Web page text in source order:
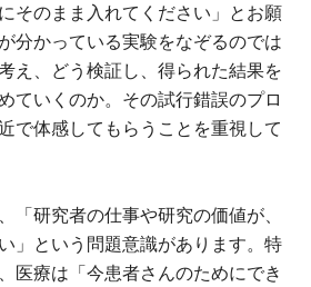
そのまま入れてください」とお願
分かっている実験をなぞるのでは
え、どう検証し、得られた結果を
ていくのか。その試行錯誤のプロ
で体感してもらうことを重視して
「研究者の仕事や研究の価値が、
」という問題意識があります。特
医療は「今患者さんのためにでき